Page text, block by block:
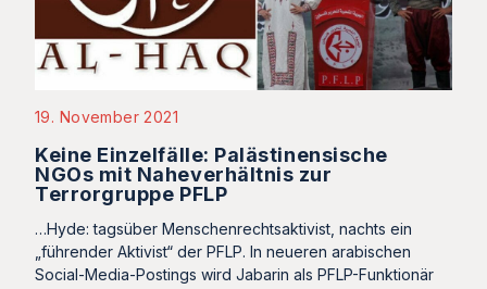
19. November 2021
Keine Einzelfälle: Palästinensische
NGOs mit Naheverhältnis zur
Terrorgruppe PFLP
…Hyde: tagsüber Menschenrechtsaktivist, nachts ein
„führender Aktivist“ der PFLP. In neueren arabischen
Social-Media-Postings wird Jabarin als PFLP-Funktionär